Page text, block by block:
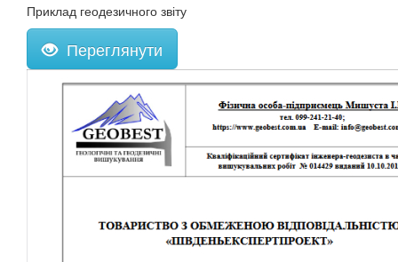
Приклад геодезичного звіту
Переглянути